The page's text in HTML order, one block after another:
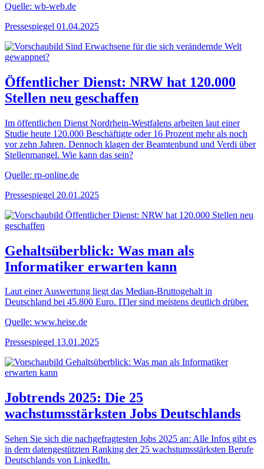
Quelle: wb-web.de
Pressespiegel 01.04.2025
Öffentlicher Dienst: NRW hat 120.000
Stellen neu geschaffen
Im öffentlichen Dienst Nordrhein-Westfalens arbeiten laut einer
Studie heute 120.000 Beschäftigte oder 16 Prozent mehr als noch
vor zehn Jahren. Dennoch klagen der Beamtenbund und Verdi über
Stellenmangel. Wie kann das sein?
Quelle: rp-online.de
Pressespiegel 20.01.2025
Gehaltsüberblick: Was man als
Informatiker erwarten kann
Laut einer Auswertung liegt das Median-Bruttogehalt in
Deutschland bei 45.800 Euro. ITler sind meistens deutlich drüber.
Quelle: www.heise.de
Pressespiegel 13.01.2025
Jobtrends 2025: Die 25
wachstumsstärksten Jobs Deutschlands
Sehen Sie sich die nachgefragtesten Jobs 2025 an: Alle Infos gibt es
in dem datengestützten Ranking der 25 wachstumsstärksten Berufe
Deutschlands von LinkedIn.